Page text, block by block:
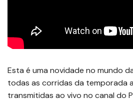
Esta é uma novidade no mundo
todas as corridas da temporada
transmitidas ao vivo no canal do